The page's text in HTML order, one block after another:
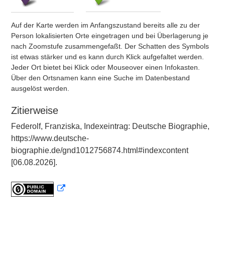
Auf der Karte werden im Anfangszustand bereits alle zu der
Person lokalisierten Orte eingetragen und bei Überlagerung je
nach Zoomstufe zusammengefaßt. Der Schatten des Symbols
ist etwas stärker und es kann durch Klick aufgefaltet werden.
Jeder Ort bietet bei Klick oder Mouseover einen Infokasten.
Über den Ortsnamen kann eine Suche im Datenbestand
ausgelöst werden.
Zitierweise
Federolf, Franziska, Indexeintrag: Deutsche Biographie,
https://www.deutsche-
biographie.de/gnd1012756874.html#indexcontent
[06.08.2026].